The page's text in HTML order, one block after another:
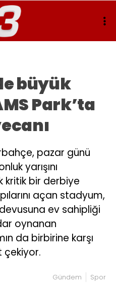
büyük
Park’ta
pazar günü
yarışını
kritik bir derbiye
açan stadyum,
ev sahipliği
oynanan
da birbirine karşı
çekiyor.
Gündem Spor